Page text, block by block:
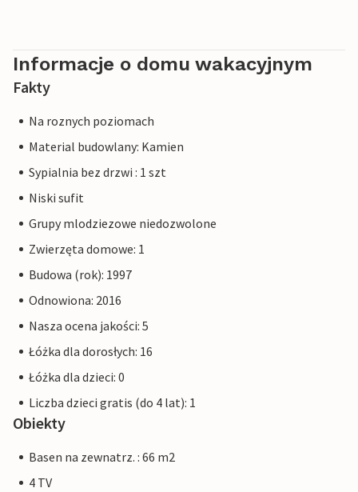
Informacje o domu wakacyjnym
Fakty
Na roznych poziomach
Material budowlany: Kamien
Sypialnia bez drzwi : 1 szt
Niski sufit
Grupy mlodziezowe niedozwolone
Zwierzęta domowe: 1
Budowa (rok): 1997
Odnowiona: 2016
Nasza ocena jakości: 5
Łóżka dla dorosłych: 16
Łóżka dla dzieci: 0
Liczba dzieci gratis (do 4 lat): 1
Obiekty
Basen na zewnatrz. : 66 m2
4 TV